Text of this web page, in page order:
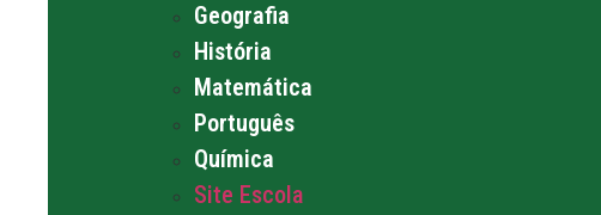
Geografia
História
Matemática
Português
Química
Site Escola